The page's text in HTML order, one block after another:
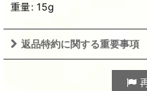
重量: 15g
返品特約に関する重要事項